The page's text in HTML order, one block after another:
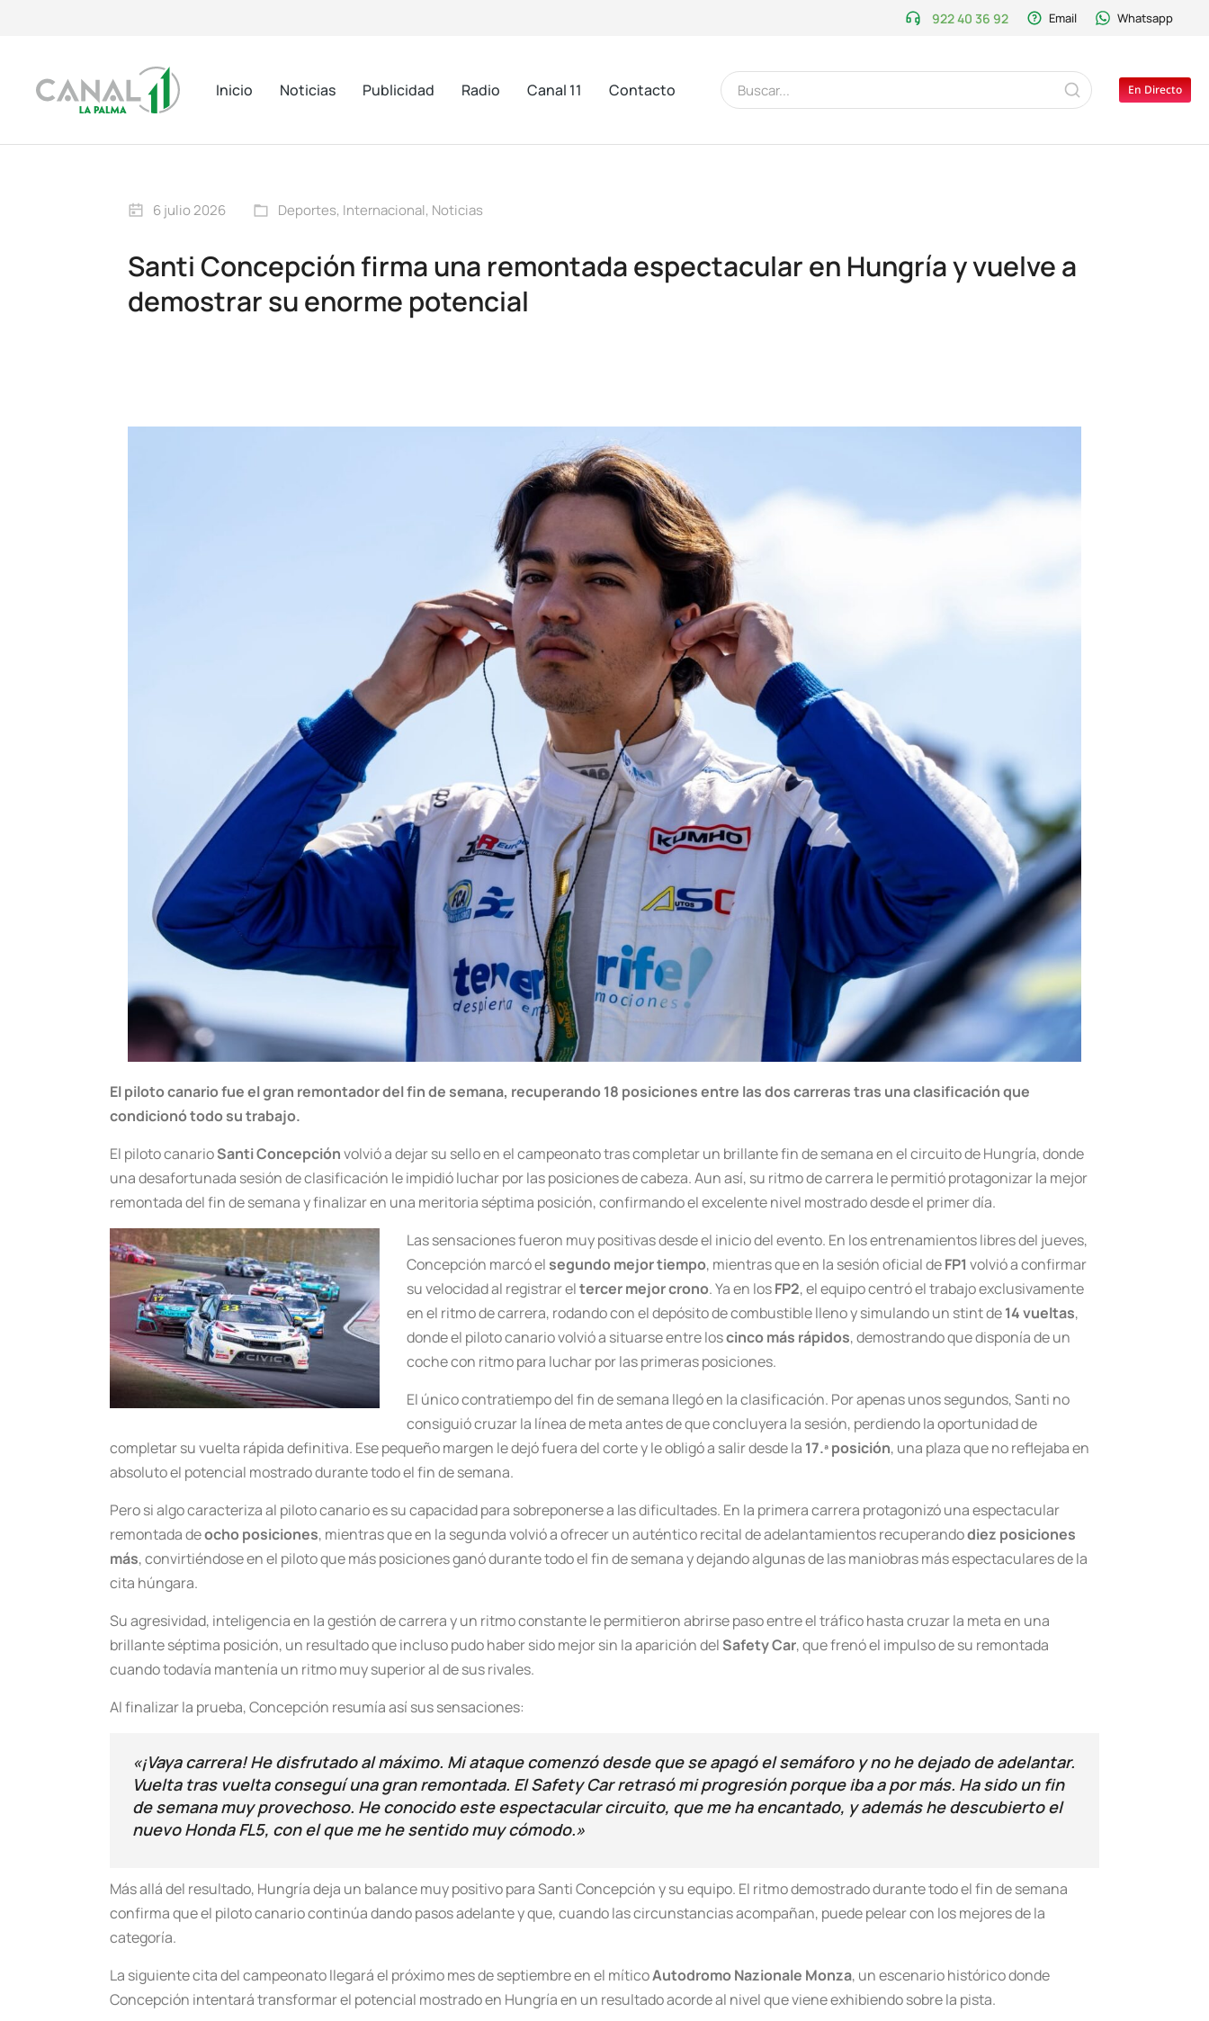
922 40 36 92 Email Whatsapp
Inicio Noticias Publicidad Radio Canal 11 Contacto En Directo
6 julio 2026 Deportes, Internacional, Noticias
Santi Concepción firma una remontada espectacular en Hungría y vuelve a
demostrar su enorme potencial
El piloto canario fue el gran remontador del fin de semana, recuperando 18 posiciones entre las dos carreras tras una clasificación que
condicionó todo su trabajo.
El piloto canarioSanti Concepciónvolvió a dejar su sello en el campeonato tras completar un brillante fin de semana en el circuito de Hungría, donde
una desafortunada sesión de clasificación le impidió luchar por las posiciones de cabeza. Aun así, su ritmo de carrera le permitió protagonizar la mejor
remontada del fin de semana y finalizar en una meritoria séptima posición, confirmando el excelente nivel mostrado desde el primer día.
Las sensaciones fueron muy positivas desde el inicio del evento. En los entrenamientos libres del jueves,
Concepción marcó el segundo mejor tiempo, mientras que en la sesión oficial deFP1 volvió a confirmar
su velocidad al registrar eltercer mejor crono. Ya en losFP2, el equipo centró el trabajo exclusivamente
en el ritmo de carrera, rodando con el depósito de combustible lleno y simulando un stint de14 vueltas,
donde el piloto canario volvió a situarse entre loscinco más rápidos, demostrando que disponía de un
coche con ritmo para luchar por las primeras posiciones.
El único contratiempo del fin de semana llegó en la clasificación. Por apenas unos segundos, Santi no
consiguió cruzar la línea de meta antes de que concluyera la sesión, perdiendo la oportunidad de
completar su vuelta rápida definitiva. Ese pequeño margen le dejó fuera del corte y le obligó a salir desde la 17.ª posición, una plaza que no reflejaba en
absoluto el potencial mostrado durante todo el fin de semana.
Pero si algo caracteriza al piloto canario es su capacidad para sobreponerse a las dificultades. En la primera carrera protagonizó una espectacular
remontada deocho posiciones, mientras que en la segunda volvió a ofrecer un auténtico recital de adelantamientos recuperandodiez posiciones
más, convirtiéndose en el piloto que más posiciones ganó durante todo el fin de semana y dejando algunas de las maniobras más espectaculares de la
cita húngara.
Su agresividad, inteligencia en la gestión de carrera y un ritmo constante le permitieron abrirse paso entre el tráfico hasta cruzar la meta en una
brillante séptima posición, un resultado que incluso pudo haber sido mejor sin la aparición del Safety Car, que frenó el impulso de su remontada
cuando todavía mantenía un ritmo muy superior al de sus rivales.
Al finalizar la prueba, Concepción resumía así sus sensaciones:
«¡Vaya carrera! He disfrutado al máximo. Mi ataque comenzó desde que se apagó el semáforo y no he dejado de adelantar.
Vuelta tras vuelta conseguí una gran remontada. El Safety Car retrasó mi progresión porque iba a por más. Ha sido un fin
de semana muy provechoso. He conocido este espectacular circuito, que me ha encantado, y además he descubierto el
nuevo Honda FL5, con el que me he sentido muy cómodo.»
Más allá del resultado, Hungría deja un balance muy positivo para Santi Concepción y su equipo. El ritmo demostrado durante todo el fin de semana
confirma que el piloto canario continúa dando pasos adelante y que, cuando las circunstancias acompañan, puede pelear con los mejores de la
categoría.
La siguiente cita del campeonato llegará el próximo mes de septiembre en el míticoAutodromo Nazionale Monza, un escenario histórico donde
Concepción intentará transformar el potencial mostrado en Hungría en un resultado acorde al nivel que viene exhibiendo sobre la pista.